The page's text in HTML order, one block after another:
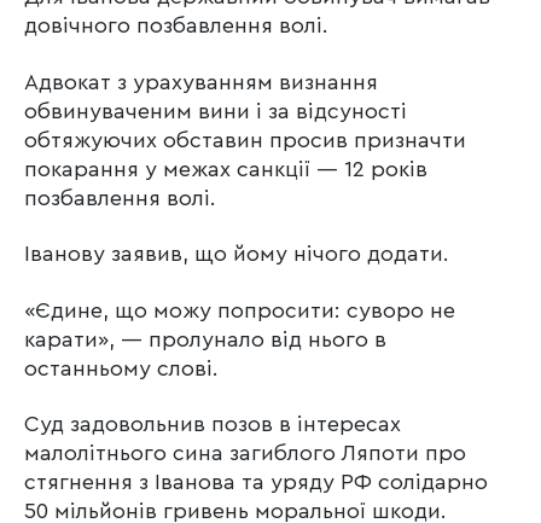
довічного позбавлення волі.
Адвокат з урахуванням визнання
обвинуваченим вини і за відсуності
обтяжуючих обставин просив призначти
покарання у межах санкції — 12 років
позбавлення волі.
Іванову заявив, що йому нічого додати.
«Єдине, що можу попросити: суворо не
карати», — пролунало від нього в
останньому слові.
Суд задовольнив позов в інтересах
малолітнього сина загиблого Ляпоти про
стягнення з Іванова та уряду РФ солідарно
50 мільйонів гривень моральної шкоди.